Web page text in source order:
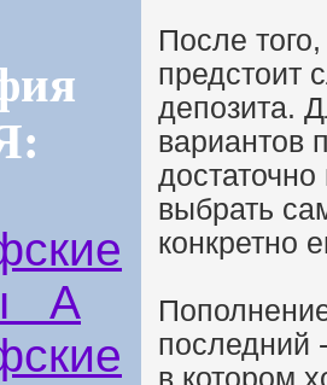
А
После
предстоит
депозита.
вариантов
выбрать
конкретно
последний
в котором